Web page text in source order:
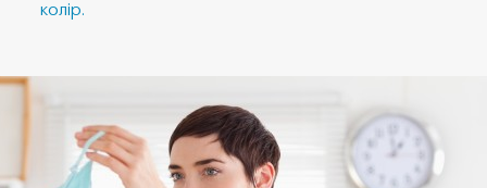
колір.